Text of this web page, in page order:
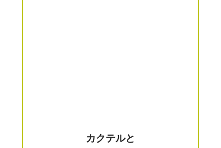
カクテルと